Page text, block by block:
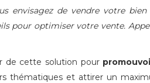
envisagez de vendre votre
pour optimiser votre vente.
de cette solution pour
thématiques et attirer un